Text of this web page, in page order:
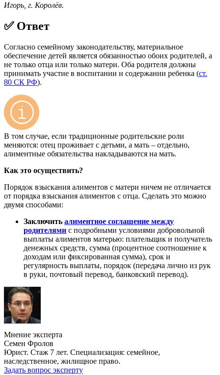
Игорь, г. Королёв.
✅ Ответ
Согласно семейному законодательству, материальное
обеспечение детей является обязанностью обоих родителей, а
не только отца или только матери. Оба родителя должны
принимать участие в воспитании и содержании ребенка (ст.
80 СК РФ).
В том случае, если традиционные родительские роли
меняются: отец проживает с детьми, а мать – отдельно,
алиментные обязательства накладываются на мать.
Как это осуществить?
Порядок взыскания алиментов с матери ничем не отличается
от порядка взыскания алиментов с отца. Сделать это можно
двумя способами:
Заключить алиментное соглашение между
родителями с подробными условиями добровольной
выплаты алиментов матерью: плательщик и получатель
денежных средств, сумма (процентное соотношение к
доходам или фиксированная сумма), срок и
регулярность выплаты, порядок (передача лично из рук
в руки, почтовый перевод, банковский перевод).
Мнение эксперта
Семен Фролов
Юрист. Стаж 7 лет. Специализация: семейное,
наследственное, жилищное право.
Задать вопрос эксперту